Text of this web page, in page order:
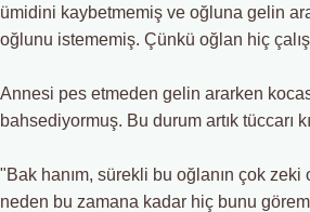
ümidini kaybetmemiş ve oğluna gelin
oğlunu istememiş. Çünkü oğlan hiç
Annesi pes etmeden gelin ararken
bahsediyormuş. Bu durum artık tüccarı
"Bak hanım, sürekli bu oğlanın çok
neden bu zamana kadar hiç bunu